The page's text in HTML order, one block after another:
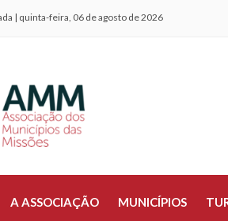
| quinta-feira, 06 de agosto de 2026
A ASSOCIAÇÃO MUNICÍPIOS